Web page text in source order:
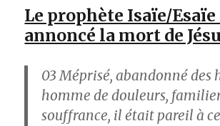
Le prophète Isaïe/
annoncé la mort de
03Méprisé, abandonné des
homme de douleurs,
souffrance, il était pareil à